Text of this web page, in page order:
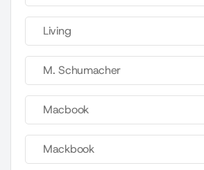
Living
M. Schumacher
Macbook
Mackbook